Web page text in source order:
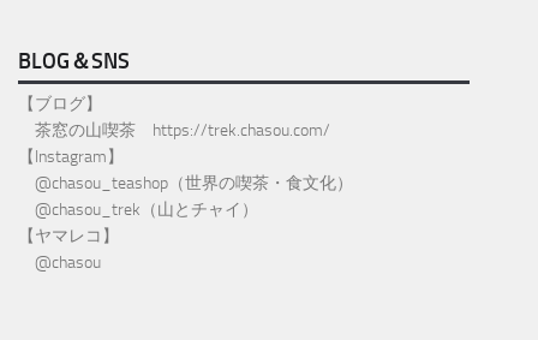
BLOG＆SNS
【ブログ】
茶窓の山喫茶 https://trek.chasou.com/
【Instagram】
@chasou_teashop （世界の喫茶・食文化）
@chasou_trek （山とチャイ）
【ヤマレコ】
@chasou